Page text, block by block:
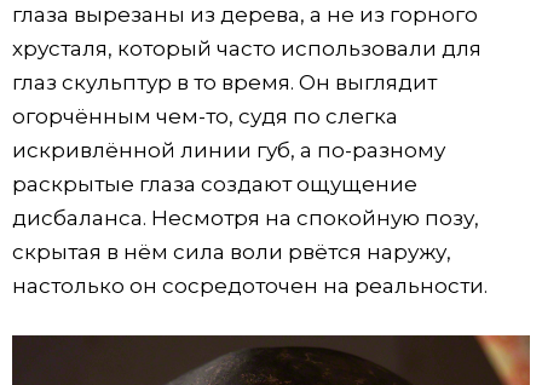
глаза вырезаны из дерева, а не из горного
хрусталя, который часто использовали для
глаз скульптур в то время. Он выглядит
огорчённым чем-то, судя по слегка
искривлённой линии губ, а по-разному
раскрытые глаза создают ощущение
дисбаланса. Несмотря на спокойную позу,
скрытая в нём сила воли рвётся наружу,
настолько он сосредоточен на реальности.